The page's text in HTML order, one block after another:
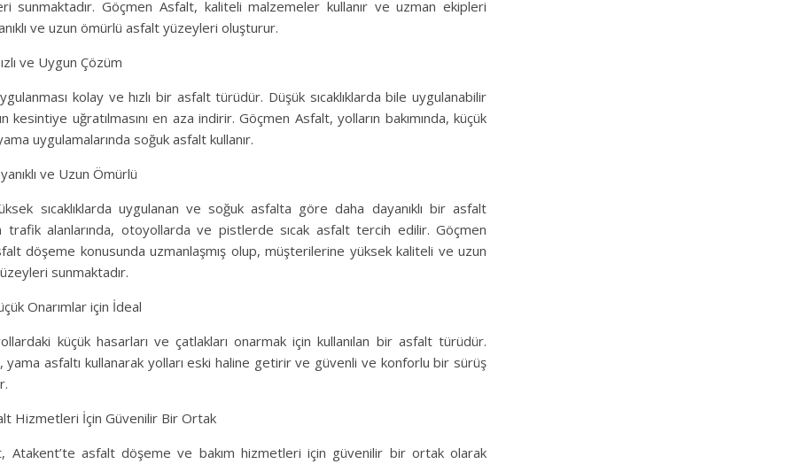
sunmaktadır. Göçmen Asfalt, kaliteli malzemeler kullanır ve uzman ekipleri
ve uzun ömürlü asfalt yüzeyleri oluşturur.
ve Uygun Çözüm
kolay ve hızlı bir asfalt türüdür. Düşük sıcaklıklarda bile uygulanabilir
kesintiye uğratılmasını en aza indirir. Göçmen Asfalt, yolların bakımında, küçük
uygulamalarında soğuk asfalt kullanır.
ve Uzun Ömürlü
sıcaklıklarda uygulanan ve soğuk asfalta göre daha dayanıklı bir asfalt
trafik alanlarında, otoyollarda ve pistlerde sıcak asfalt tercih edilir. Göçmen
döşeme konusunda uzmanlaşmış olup, müşterilerine yüksek kaliteli ve uzun
sunmaktadır.
Onarımlar için İdeal
küçük hasarları ve çatlakları onarmak için kullanılan bir asfalt türüdür.
yama asfaltı kullanarak yolları eski haline getirir ve güvenli ve konforlu bir sürüş
Hizmetleri İçin Güvenilir Bir Ortak
Atakent’te asfalt döşeme ve bakım hizmetleri için güvenilir bir ortak olarak